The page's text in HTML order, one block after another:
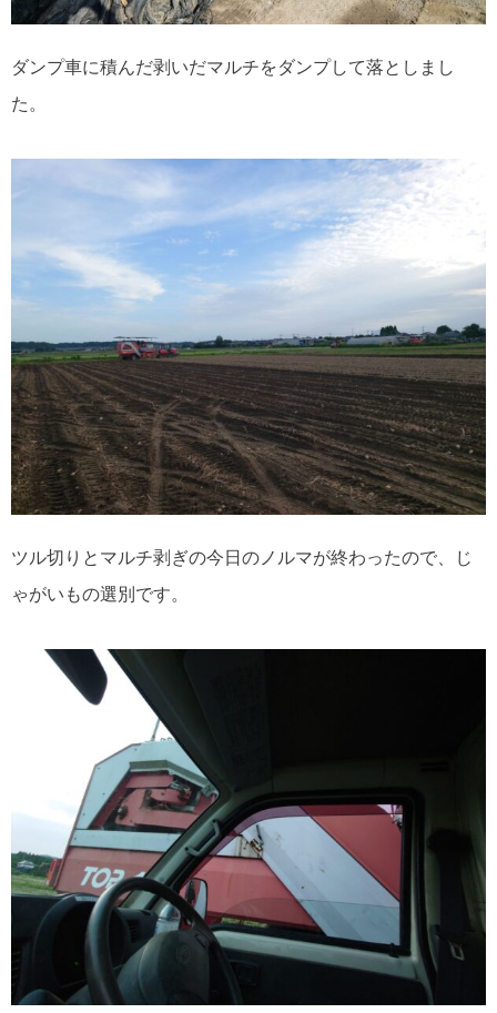
ダンプ車に積んだ剥いだマルチをダンプして落としまし
た。
ツル切りとマルチ剥ぎの今日のノルマが終わったので、じ
ゃがいもの選別です。